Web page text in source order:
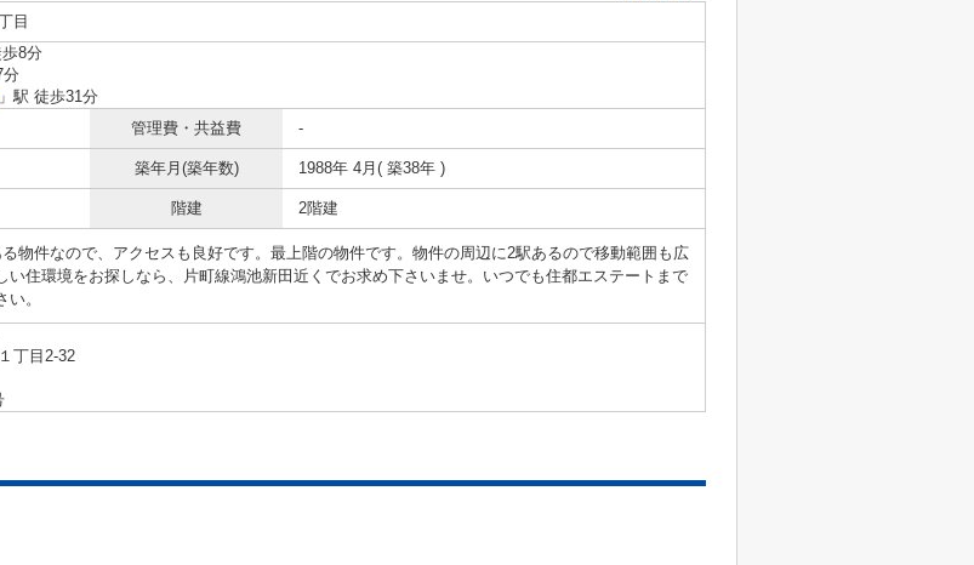
目
歩8分
分
」駅 徒歩31分
管理費・共益費 -
築年月(築年数) 1988年 4月( 築38年 )
階建 2階建
物件なので、アクセスも良好です。最上階の物件です。物件の周辺に2駅あるので移動範囲も広
い住環境をお探しなら、片町線鴻池新田近くでお求め下さいませ。いつでも住都エステートまで
。
丁目2-32